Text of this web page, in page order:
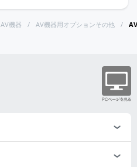
AV機器 AV機器用オプションその他